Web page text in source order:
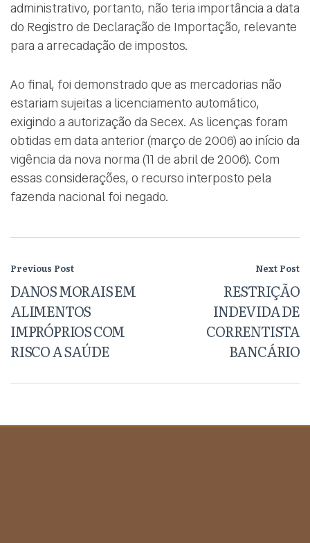
administrativo, portanto, não teria importância a data
do Registro de Declaração de Importação, relevante
para a arrecadação de impostos.
Ao final, foi demonstrado que as mercadorias não
estariam sujeitas a licenciamento automático,
exigindo a autorização da Secex. As licenças foram
obtidas em data anterior (março de 2006) ao início da
vigência da nova norma (11 de abril de 2006). Com
essas considerações, o recurso interposto pela
fazenda nacional foi negado.
Previous Post
DANOS MORAIS EM
ALIMENTOS
IMPRÓPRIOS COM
RISCO A SAÚDE
Next Post
RESTRIÇÃO
INDEVIDA DE
CORRENTISTA
BANCÁRIO